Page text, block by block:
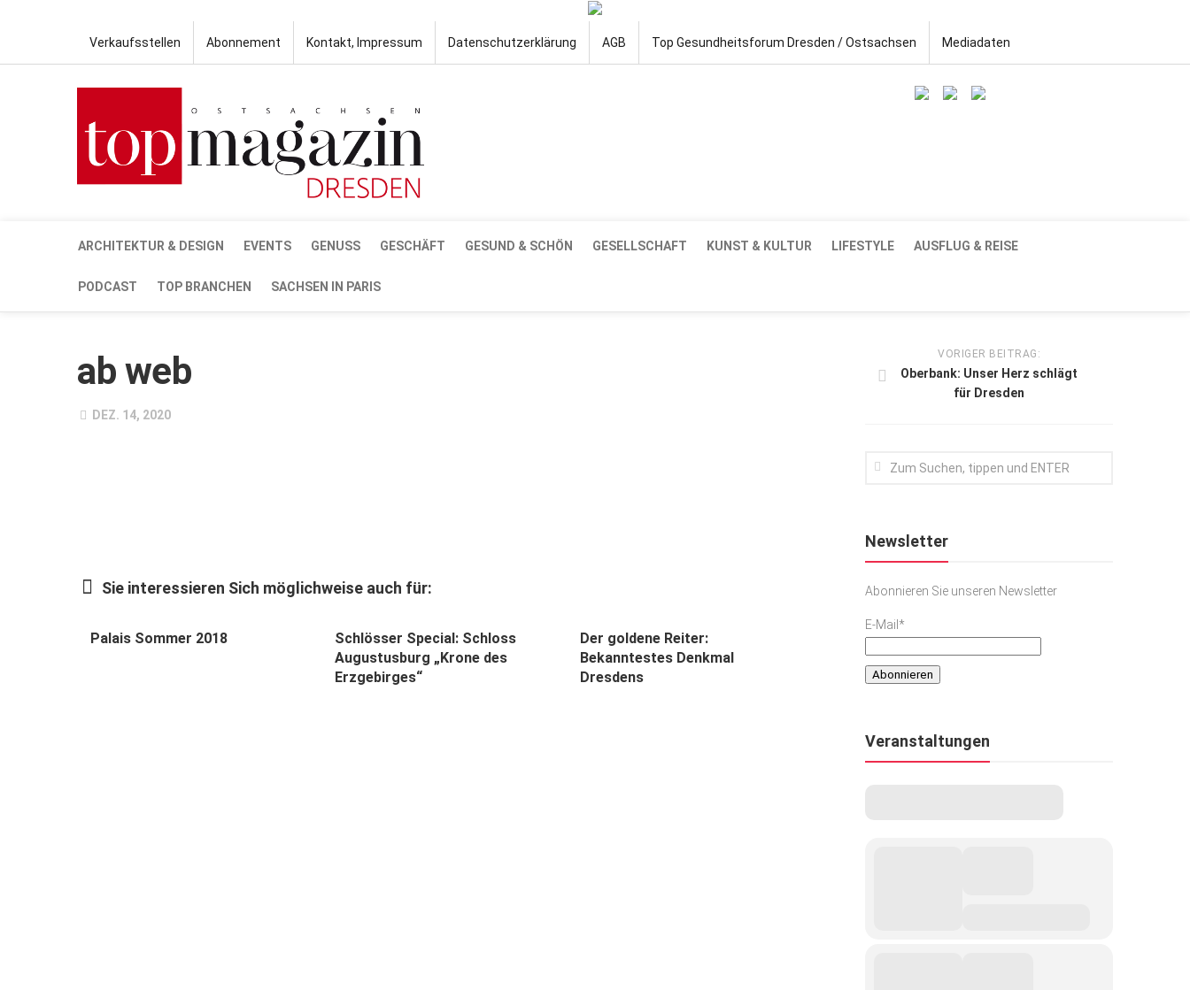
Verkaufsstellen Abonnement Kontakt, Impressum Datenschutzerklärung AGB Top Gesundheitsforum Dresden / Ostsachsen Mediadaten
ARCHITEKTUR & DESIGN EVENTS GENUSS GESCHÄFT GESUND & SCHÖN GESELLSCHAFT KUNST & KULTUR LIFESTYLE AUSFLUG & REISE
PODCAST TOP BRANCHEN SACHSEN IN PARIS
ab web
DEZ. 14, 2020
Sie interessieren Sich möglichweise auch für:
Palais Sommer 2018
Schlösser Special: Schloss
Augustusburg „Krone des
Erzgebirges“
Der goldene Reiter:
Bekanntestes Denkmal
Dresdens
VORIGER BEITRAG:
Oberbank: Unser Herz schlägt
für Dresden
Newsletter
Abonnieren Sie unseren Newsletter
E-Mail*
Veranstaltungen